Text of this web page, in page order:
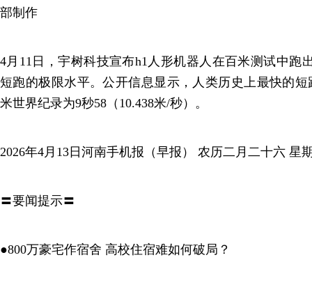
部制作
4月11日，宇树科技宣布h1人形机器人在百米测试中跑
短跑的极限水平。公开信息显示，人类历史上最快的短
米世界纪录为9秒58（10.438米/秒）。
2026年4月13日河南手机报（早报） 农历二月二十六 星
〓要闻提示〓
●800万豪宅作宿舍 高校住宿难如何破局？